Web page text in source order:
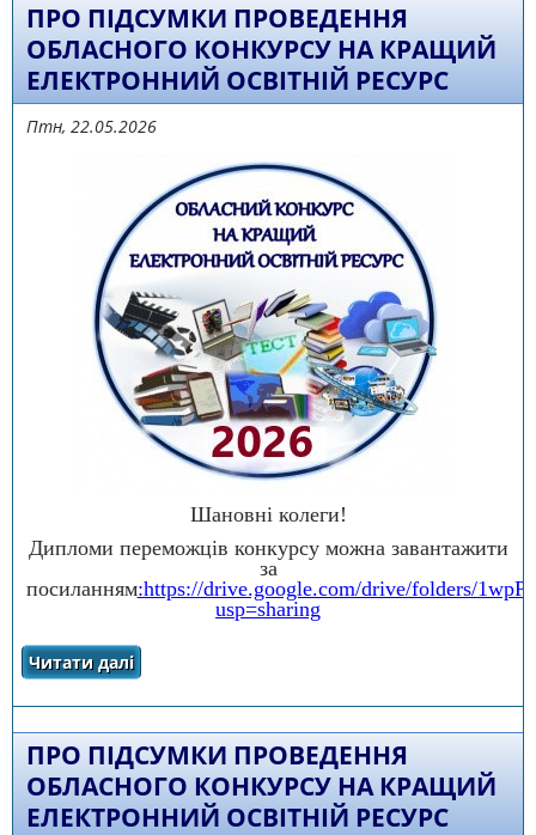
ПРО ПІДСУМКИ ПРОВЕДЕННЯ
ОБЛАСНОГО КОНКУРСУ НА КРАЩИЙ
ЕЛЕКТРОННИЙ ОСВІТНІЙ РЕСУРС
Птн, 22.05.2026
Шановні колеги!
Дипломи переможців конкурсу можна завантажити
за
посиланням:https://drive.google.com/drive/folders/
usp=sharing
Читати далі
ресурс
ПРО ПІДСУМКИ ПРОВЕДЕННЯ
ОБЛАСНОГО КОНКУРСУ НА КРАЩИЙ
ЕЛЕКТРОННИЙ ОСВІТНІЙ РЕСУРС